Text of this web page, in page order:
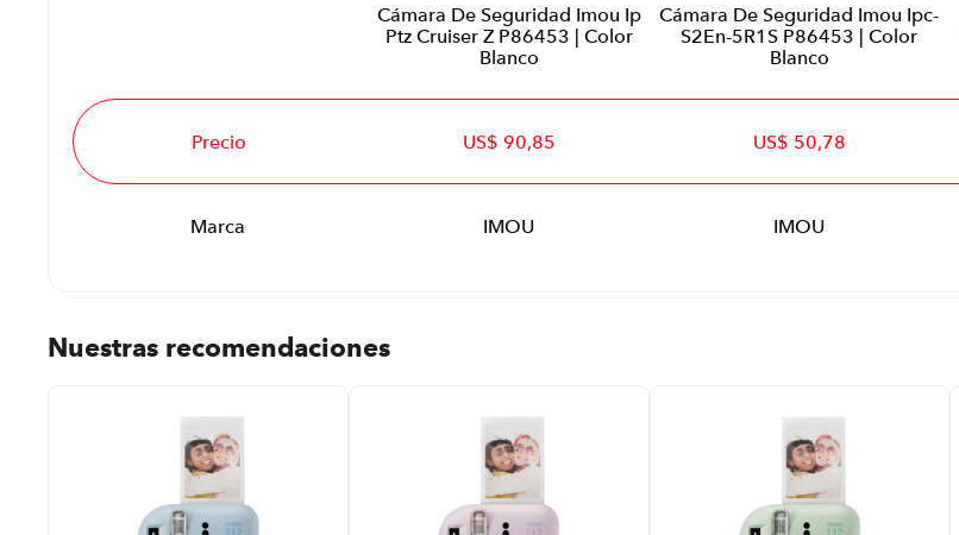
Cámara De Seguridad Imou Ip
Ptz Cruiser Z P86453 | Color
Blanco
Cámara De Seguridad Imou Ipc-
S2En-5R1S P86453 | Color
Blanco
Precio US$ 90,85 US$ 50,78
Marca IMOU IMOU
Nuestras recomendaciones